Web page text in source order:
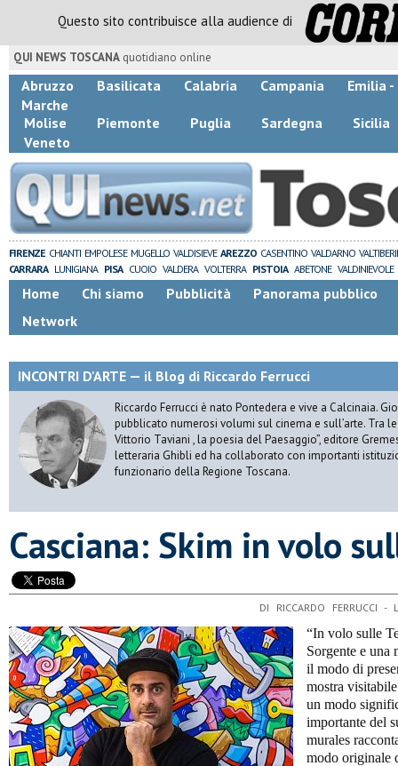
Questo sito contribuisce alla audience di
QUI NEWS TOSCANA quotidiano online
Abruzzo Basilicata Calabria Campania
Emilia -
Marche
Molise
Piemonte Puglia Sardegna
Sicilia
Veneto
FIRENZE CHIANTI EMPOLESE MUGELLO VALDISIEVE AREZZO CASENTINO VALDARNO
CARRARA LUNIGIANA PISA CUOIO VALDERA VOLTERRA PISTOIA ABETONE VALDINIEVOLE
Home Chi siamo Pubblicità
Panorama pubblico
Network
INCONTRI D'ARTE — il Blog di Riccardo Ferrucci
Riccardo Ferrucci è nato Pontedera e vive a Calcinaia.
pubblicato numerosi volumi sul cinema e sull’arte. Tra
Vittorio Taviani , la poesia del Paesaggio”, editore
letteraria Ghibli ed ha collaborato con importanti
funzionario della Regione Toscana.
​Casciana: Skim in volo
DI RICCARDO FERRUCCI -
“In volo sulle
Sorgente e una
il modo di
mostra
un modo
importante del
murales
modo originale